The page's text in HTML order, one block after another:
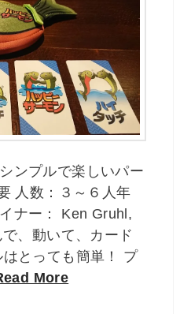
ンプルで楽しいパー
人数：３～６人年
ナー： Ken Gruhl,
、動いて、カード
とっても簡単！ プ
More